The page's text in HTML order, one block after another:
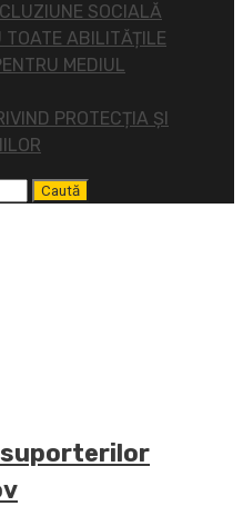
SOCIALĂ
TOATE ABILITĂȚILE
MEDIUL
PROTECȚIA ȘI
suporterilor